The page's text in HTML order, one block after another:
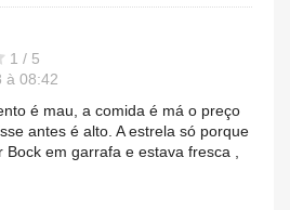
1 / 5
à 08:42
é mau, a comida é má o preço
antes é alto. A estrela só porque
Bock em garrafa e estava fresca ,